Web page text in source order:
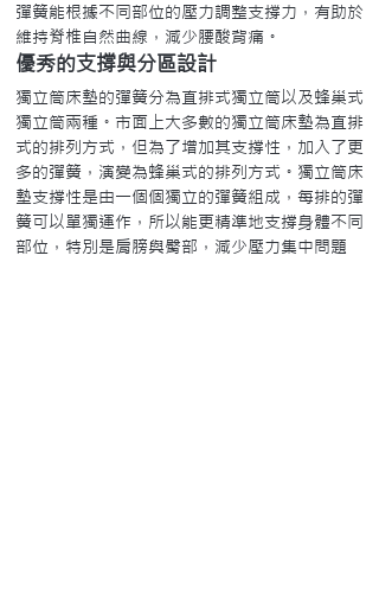
彈簧能根據不同部位的壓力調整支撐力，有助於
維持脊椎自然曲線，減少腰酸背痛。
優秀的支撐與分區設計
獨立筒床墊的彈簧分為直排式獨立筒以及蜂巢式
獨立筒兩種。市面上大多數的獨立筒床墊為直排
式的排列方式，但為了增加其支撐性，加入了更
多的彈簧，演變為蜂巢式的排列方式。獨立筒床
墊支撐性是由一個個獨立的彈簧組成，每排的彈
簧可以單獨運作，所以能更精準地支撐身體不同
部位，特別是肩膀與臀部，減少壓力集中問題